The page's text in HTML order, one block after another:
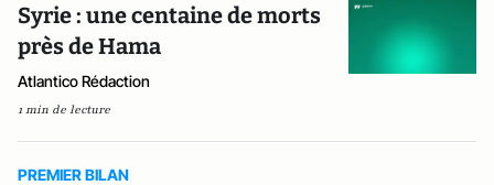
Syrie : une centaine de morts
près de Hama
Atlantico Rédaction
1 min de lecture
PREMIER BILAN